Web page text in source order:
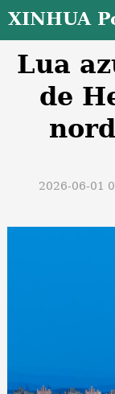
XINHUA
Lua
de
2026-06-01